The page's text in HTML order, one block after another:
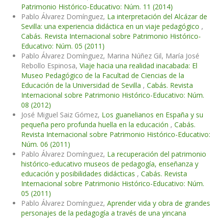
Patrimonio Histórico-Educativo: Núm. 11 (2014)
Pablo Álvarez Domínguez, La interpretación del Alcázar de
Sevilla: una experiencia didáctica en un viaje pedagógico ,
Cabás. Revista Internacional sobre Patrimonio Histórico-
Educativo: Núm. 05 (2011)
Pablo Álvarez Domínguez, Marina Núñez Gil, María José
Rebollo Espinosa, Viaje hacia una realidad inacabada: El
Museo Pedagógico de la Facultad de Ciencias de la
Educación de la Universidad de Sevilla , Cabás. Revista
Internacional sobre Patrimonio Histórico-Educativo: Núm.
08 (2012)
José Miguel Saiz Gómez, Los guanelianos en España y su
pequeña pero profunda huella en la educación , Cabás.
Revista Internacional sobre Patrimonio Histórico-Educativo:
Núm. 06 (2011)
Pablo Álvarez Domínguez, La recuperación del patrimonio
histórico-educativo museos de pedagogía, enseñanza y
educación y posibilidades didácticas , Cabás. Revista
Internacional sobre Patrimonio Histórico-Educativo: Núm.
05 (2011)
Pablo Álvarez Domínguez, Aprender vida y obra de grandes
personajes de la pedagogía a través de una yincana